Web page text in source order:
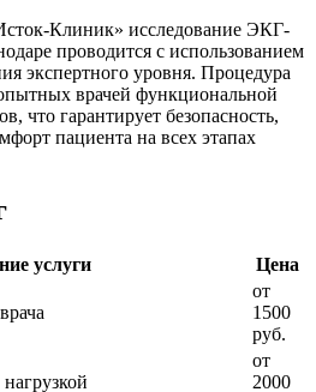
Клиник» исследование ЭКГ-
проводится с использованием
экспертного уровня. Процедура
врачей функциональной
что гарантирует безопасность,
пациента на всех этапах
услуги Цена
от
1500
руб.
от
2000